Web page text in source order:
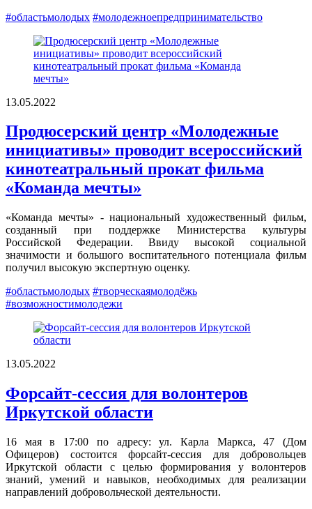
#областьмолодых #молодежноепредпринимательство
13.05.2022
Продюсерский центр «Молодежные
инициативы» проводит всероссийский
кинотеатральный прокат фильма
«Команда мечты»
«Команда мечты» - национальный художественный фильм,
созданный при поддержке Министерства культуры
Российской Федерации. Ввиду высокой социальной
значимости и большого воспитательного потенциала фильм
получил высокую экспертную оценку.
#областьмолодых #творческаямолодёжь
#возможностимолодежи
13.05.2022
Форсайт-сессия для волонтеров
Иркутской области
16 мая в 17:00 по адресу: ул. Карла Маркса, 47 (Дом
Офицеров) состоится форсайт-сессия для добровольцев
Иркутской области с целью формирования у волонтеров
знаний, умений и навыков, необходимых для реализации
направлений добровольческой деятельности.